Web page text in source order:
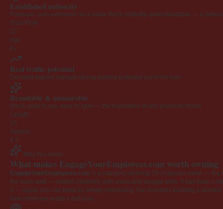
Established authority
Premium .com extension on a name that's instantly understandable — a
Trust Flow
23
Age
6y
Real traffic potential
Demand signals indicate strong ranking potential out of the box.
Brandable & memorable
Short, easy to say, easy to type — the foundation of any premium brand.
Length
19
Appeal
4.0
Why this name
What makes EngageYourEmployees.com worth owning
EngageYourEmployees.com is a category-defining 19-character name — the
the open web — instant credibility with users and Google alike. It has been
it — equity you can keep by simply redirecting. For investors building a
time someone reads it out loud.